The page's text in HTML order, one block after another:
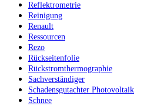
Reflektrometrie
Reinigung
Renault
Ressourcen
Rezo
Rückseitenfolie
Rückstromthermographie
Sachverständiger
Schadensgutachter Photovoltaik
Schnee